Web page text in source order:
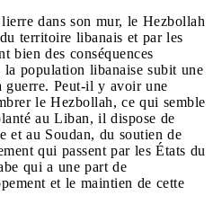
dans son mur, le Hezbollah
territoire libanais et par les
bien des conséquences
la population libanaise subit une
guerre. Peut-il y avoir une
le Hezbollah, ce qui semble
au Liban, il dispose de
et au Soudan, du soutien de
qui passent par les États du
qui a une part de
et le maintien de cette